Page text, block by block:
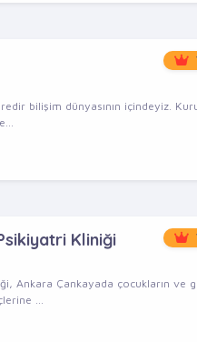
bilişim dünyasının içindeyiz.
Kliniği
Ankara Çankayada çocukların ve
...